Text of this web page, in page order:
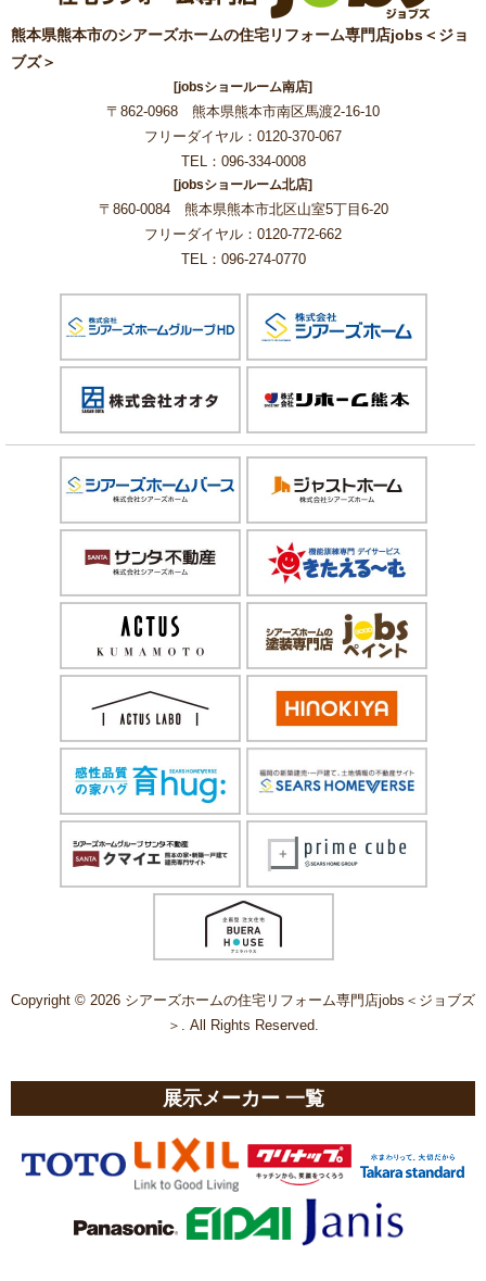
熊本県熊本市のシアーズホームの住宅リフォーム専門店jobs＜ジョ
ブズ＞
[jobsショールーム南店]
〒862-0968 熊本県熊本市南区馬渡2-16-10
フリーダイヤル：0120-370-067
TEL：096-334-0008
[jobsショールーム北店]
〒860-0084 熊本県熊本市北区山室5丁目6-20
フリーダイヤル：0120-772-662
TEL：096-274-0770
Copyright © 2026 シアーズホームの住宅リフォーム専門店jobs＜ジョブズ
＞. All Rights Reserved.
展示メーカー 一覧